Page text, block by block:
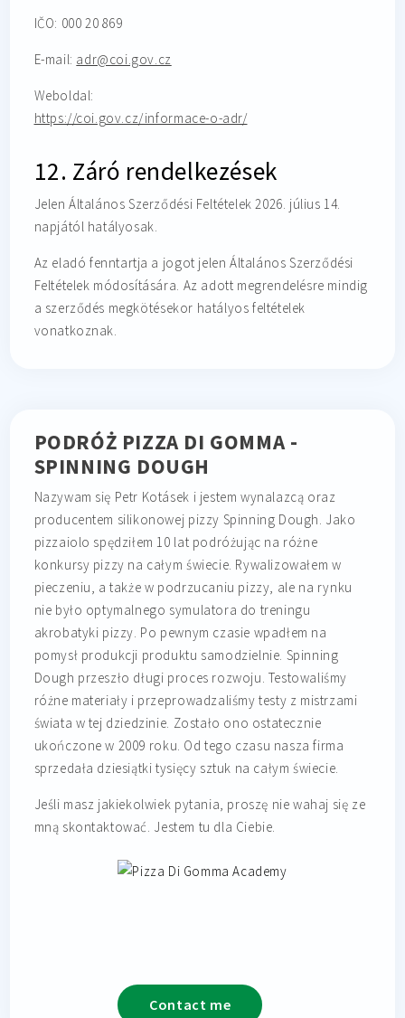
IČO: 000 20 869
E-mail: adr@coi.gov.cz
Weboldal:
https://coi.gov.cz/informace-o-adr/
12. Záró rendelkezések
Jelen Általános Szerződési Feltételek 2026. július 14.
napjától hatályosak.
Az eladó fenntartja a jogot jelen Általános Szerződési
Feltételek módosítására. Az adott megrendelésre mindig
a szerződés megkötésekor hatályos feltételek
vonatkoznak.
Contact me
PODRÓŻ PIZZA DI GOMMA -
SPINNING DOUGH
Nazywam się Petr Kotásek i jestem wynalazcą oraz
producentem silikonowej pizzy Spinning Dough. Jako
pizzaiolo spędziłem 10 lat podróżując na różne
konkursy pizzy na całym świecie. Rywalizowałem w
pieczeniu, a także w podrzucaniu pizzy, ale na rynku
nie było optymalnego symulatora do treningu
akrobatyki pizzy. Po pewnym czasie wpadłem na
pomysł produkcji produktu samodzielnie. Spinning
Dough przeszło długi proces rozwoju. Testowaliśmy
różne materiały i przeprowadzaliśmy testy z mistrzami
świata w tej dziedzinie. Zostało ono ostatecznie
ukończone w 2009 roku. Od tego czasu nasza firma
sprzedała dziesiątki tysięcy sztuk na całym świecie.
Jeśli masz jakiekolwiek pytania, proszę nie wahaj się ze
mną skontaktować. Jestem tu dla Ciebie.